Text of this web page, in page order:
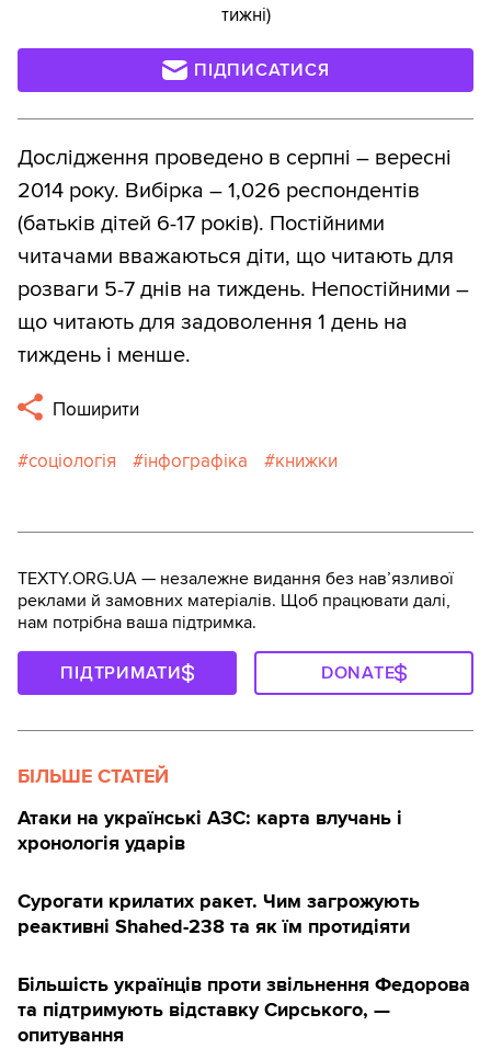
тижні)
ПІДПИСАТИСЯ
Дослідження проведено в серпні – вересні
2014 року. Вибірка – 1,026 респондентів
(батьків дітей 6-17 років). Постійними
читачами вважаються діти, що читають для
розваги 5-7 днів на тиждень. Непостійними –
що читають для задоволення 1 день на
тиждень і менше.
Поширити
соціологія інфографіка книжки
TEXTY.ORG.UA — незалежне видання без навʼязливої
реклами й замовних матеріалів. Щоб працювати далі,
нам потрібна ваша підтримка.
ПІДТРИМАТИ DONATE
БІЛЬШЕ СТАТЕЙ
Атаки на українські АЗС: карта влучань і
хронологія ударів
Сурогати крилатих ракет. Чим загрожують
реактивні Shahed-238 та як їм протидіяти
Більшість українців проти звільнення Федорова
та підтримують відставку Сирського, —
опитування